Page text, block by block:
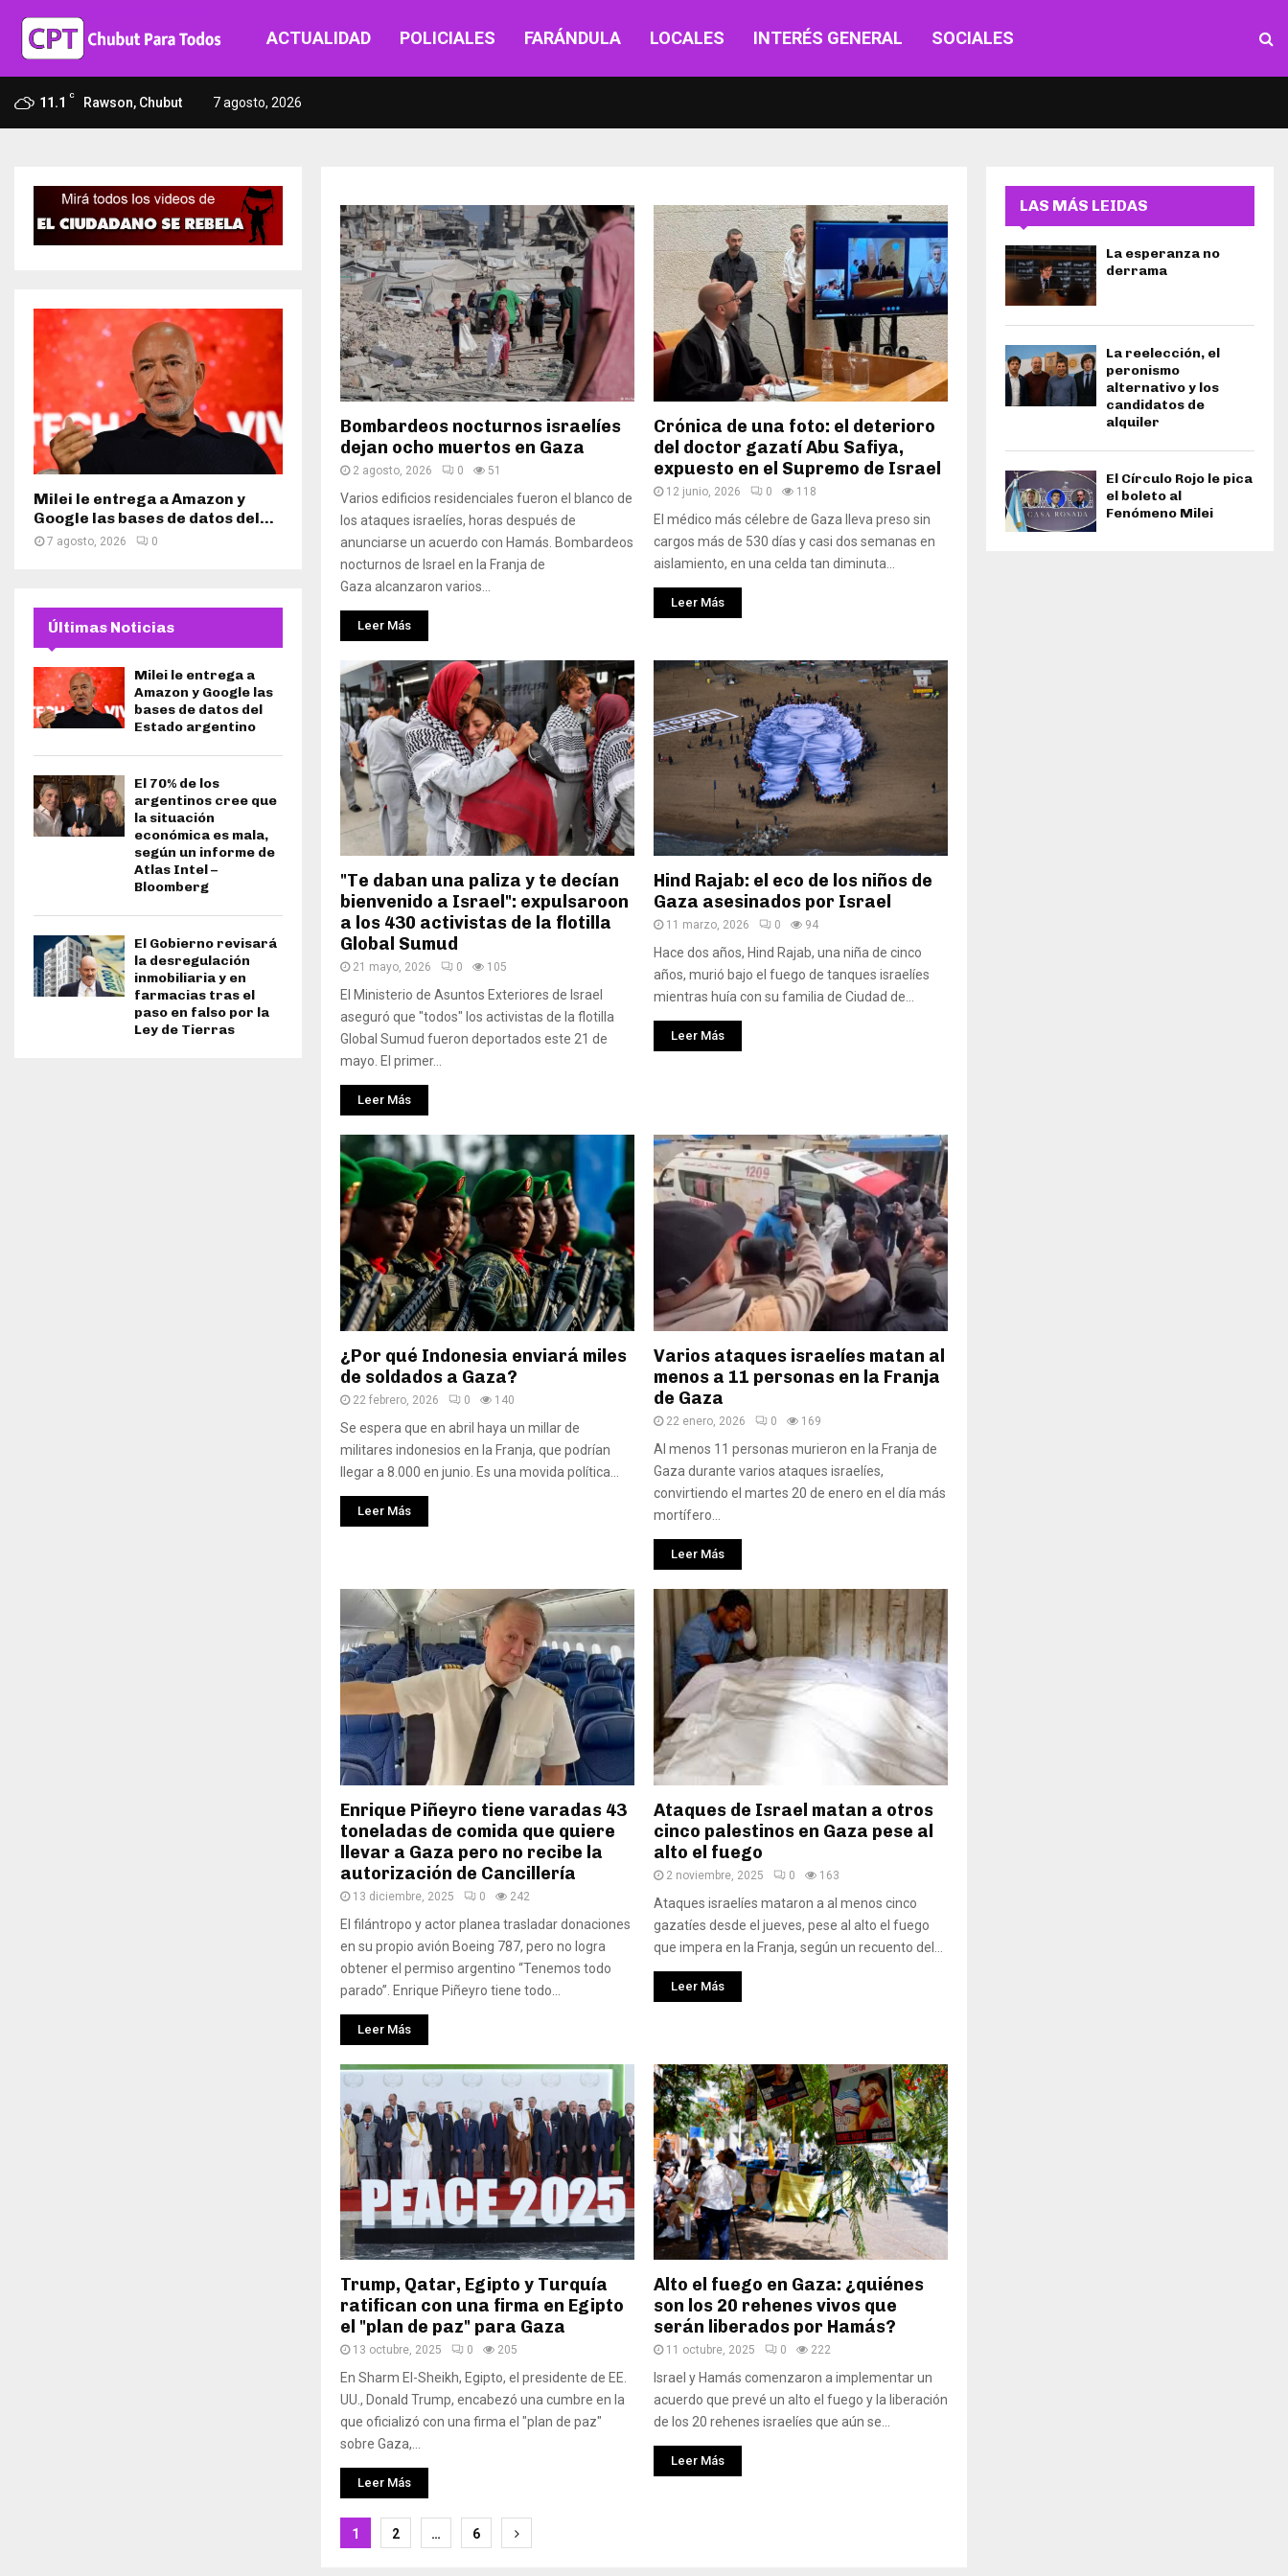
ACTUALIDAD POLICIALES FARÁNDULA LOCALES INTERÉS GENERAL SOCIALES
11.1 C Rawson, Chubut 7 agosto, 2026
Bombardeos nocturnos israelíes
dejan ocho muertos en Gaza
2 agosto, 2026 0 51
Varios edificios residenciales fueron el blanco de
los ataques israelíes, horas después de
anunciarse un acuerdo con Hamás. Bombardeos
nocturnos de Israel en la Franja de
Gaza alcanzaron varios...
Leer Más
Crónica de una foto: el deterioro
del doctor gazatí Abu Safiya,
expuesto en el Supremo de Israel
12 junio, 2026 0 118
El médico más célebre de Gaza lleva preso sin
cargos más de 530 días y casi dos semanas en
aislamiento, en una celda tan diminuta...
Leer Más
"Te daban una paliza y te decían
bienvenido a Israel": expulsaroon
a los 430 activistas de la flotilla
Global Sumud
21 mayo, 2026 0 105
El Ministerio de Asuntos Exteriores de Israel
aseguró que "todos" los activistas de la flotilla
Global Sumud fueron deportados este 21 de
mayo. El primer...
Leer Más
Hind Rajab: el eco de los niños de
Gaza asesinados por Israel
11 marzo, 2026 0 94
Hace dos años, Hind Rajab, una niña de cinco
años, murió bajo el fuego de tanques israelíes
mientras huía con su familia de Ciudad de...
Leer Más
¿Por qué Indonesia enviará miles
de soldados a Gaza?
22 febrero, 2026 0 140
Se espera que en abril haya un millar de
militares indonesios en la Franja, que podrían
llegar a 8.000 en junio. Es una movida política...
Leer Más
Varios ataques israelíes matan al
menos a 11 personas en la Franja
de Gaza
22 enero, 2026 0 169
Al menos 11 personas murieron en la Franja de
Gaza durante varios ataques israelíes,
convirtiendo el martes 20 de enero en el día más
mortífero...
Leer Más
Enrique Piñeyro tiene varadas 43
toneladas de comida que quiere
llevar a Gaza pero no recibe la
autorización de Cancillería
13 diciembre, 2025 0 242
El filántropo y actor planea trasladar donaciones
en su propio avión Boeing 787, pero no logra
obtener el permiso argentino “Tenemos todo
parado”. Enrique Piñeyro tiene todo...
Leer Más
Ataques de Israel matan a otros
cinco palestinos en Gaza pese al
alto el fuego
2 noviembre, 2025 0 163
Ataques israelíes mataron a al menos cinco
gazatíes desde el jueves, pese al alto el fuego
que impera en la Franja, según un recuento del...
Leer Más
Trump, Qatar, Egipto y Turquía
ratifican con una firma en Egipto
el "plan de paz" para Gaza
13 octubre, 2025 0 205
En Sharm El-Sheikh, Egipto, el presidente de EE.
UU., Donald Trump, encabezó una cumbre en la
que oficializó con una firma el "plan de paz"
sobre Gaza,...
Leer Más
Alto el fuego en Gaza: ¿quiénes
son los 20 rehenes vivos que
serán liberados por Hamás?
11 octubre, 2025 0 222
Israel y Hamás comenzaron a implementar un
acuerdo que prevé un alto el fuego y la liberación
de los 20 rehenes israelíes que aún se...
Leer Más
Paginación
1 2 … 6
Milei le entrega a Amazon y
Google las bases de datos del...
7 agosto, 2026 0
Últimas Noticias
Milei le entrega a
Amazon y Google las
bases de datos del
Estado argentino
El 70% de los
argentinos cree que
la situación
económica es mala,
según un informe de
Atlas Intel –
Bloomberg
El Gobierno revisará
la desregulación
inmobiliaria y en
farmacias tras el
paso en falso por la
Ley de Tierras
LAS MÁS LEIDAS
La esperanza no
derrama
La reelección, el
peronismo
alternativo y los
candidatos de
alquiler
El Círculo Rojo le pica
el boleto al
Fenómeno Milei